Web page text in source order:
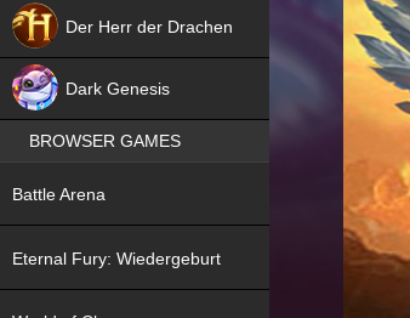
Der Herr der Drachen
Dark Genesis
BROWSER GAMES
Battle Arena
Eternal Fury: Wiedergeburt